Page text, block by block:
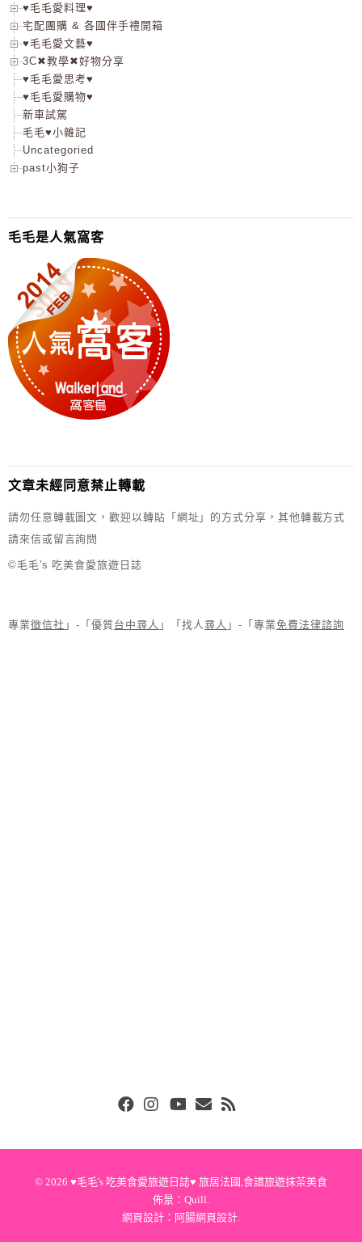
♥毛毛愛料理♥
宅配團購 & 各國伴手禮開箱
♥毛毛愛文藝♥
3C✖教學✖好物分享
♥毛毛愛思考♥
♥毛毛愛購物♥
新車試駕
毛毛♥小雜記
Uncategoried
past小狗子
毛毛是人氣窩客
文章未經同意禁止轉載
請勿任意轉載圖文，歡迎以轉貼「網址」的方式分享，其他轉載方式
請來信或留言詢問
©毛毛's 吃美食愛旅遊日誌
專業徵信社 」-「優質台中尋人 」「找人 尋人 」-「專業免費法律諮詢
© 2026 ♥毛毛's 吃美食愛旅遊日誌♥ 旅居法國,食譜旅遊抹茶美食
佈景： Quill
網頁設計： 阿腸網頁設計